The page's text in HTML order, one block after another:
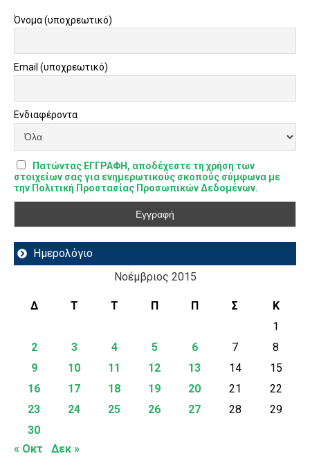
Όνομα (υποχρεωτικό)
Email (υποχρεωτικό)
Ενδιαφέροντα
Πατώντας ΕΓΓΡΑΦΗ, αποδέχεστε τη χρήση των
στοιχείων σας για ενημερωτικούς σκοπούς σύμφωνα με
την Πολιτική Προστασίας Προσωπικών Δεδομένων.
Ημερολόγιο
Νοέμβριος 2015
Δ Τ Τ Π Π Σ
Κ
1
2
3 4 5 6 7
8
9
10 11 12 13 14
15
16
17 18 19 20 21
22
23
24 25 26 27 28
29
30
« Οκτ
Δεκ »